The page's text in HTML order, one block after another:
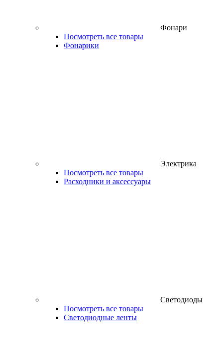
Фонари
Посмотреть все товары
Фонарики
Электрика
Посмотреть все товары
Расходники и аксессуары
Светодиоды
Посмотреть все товары
Светодиодные ленты